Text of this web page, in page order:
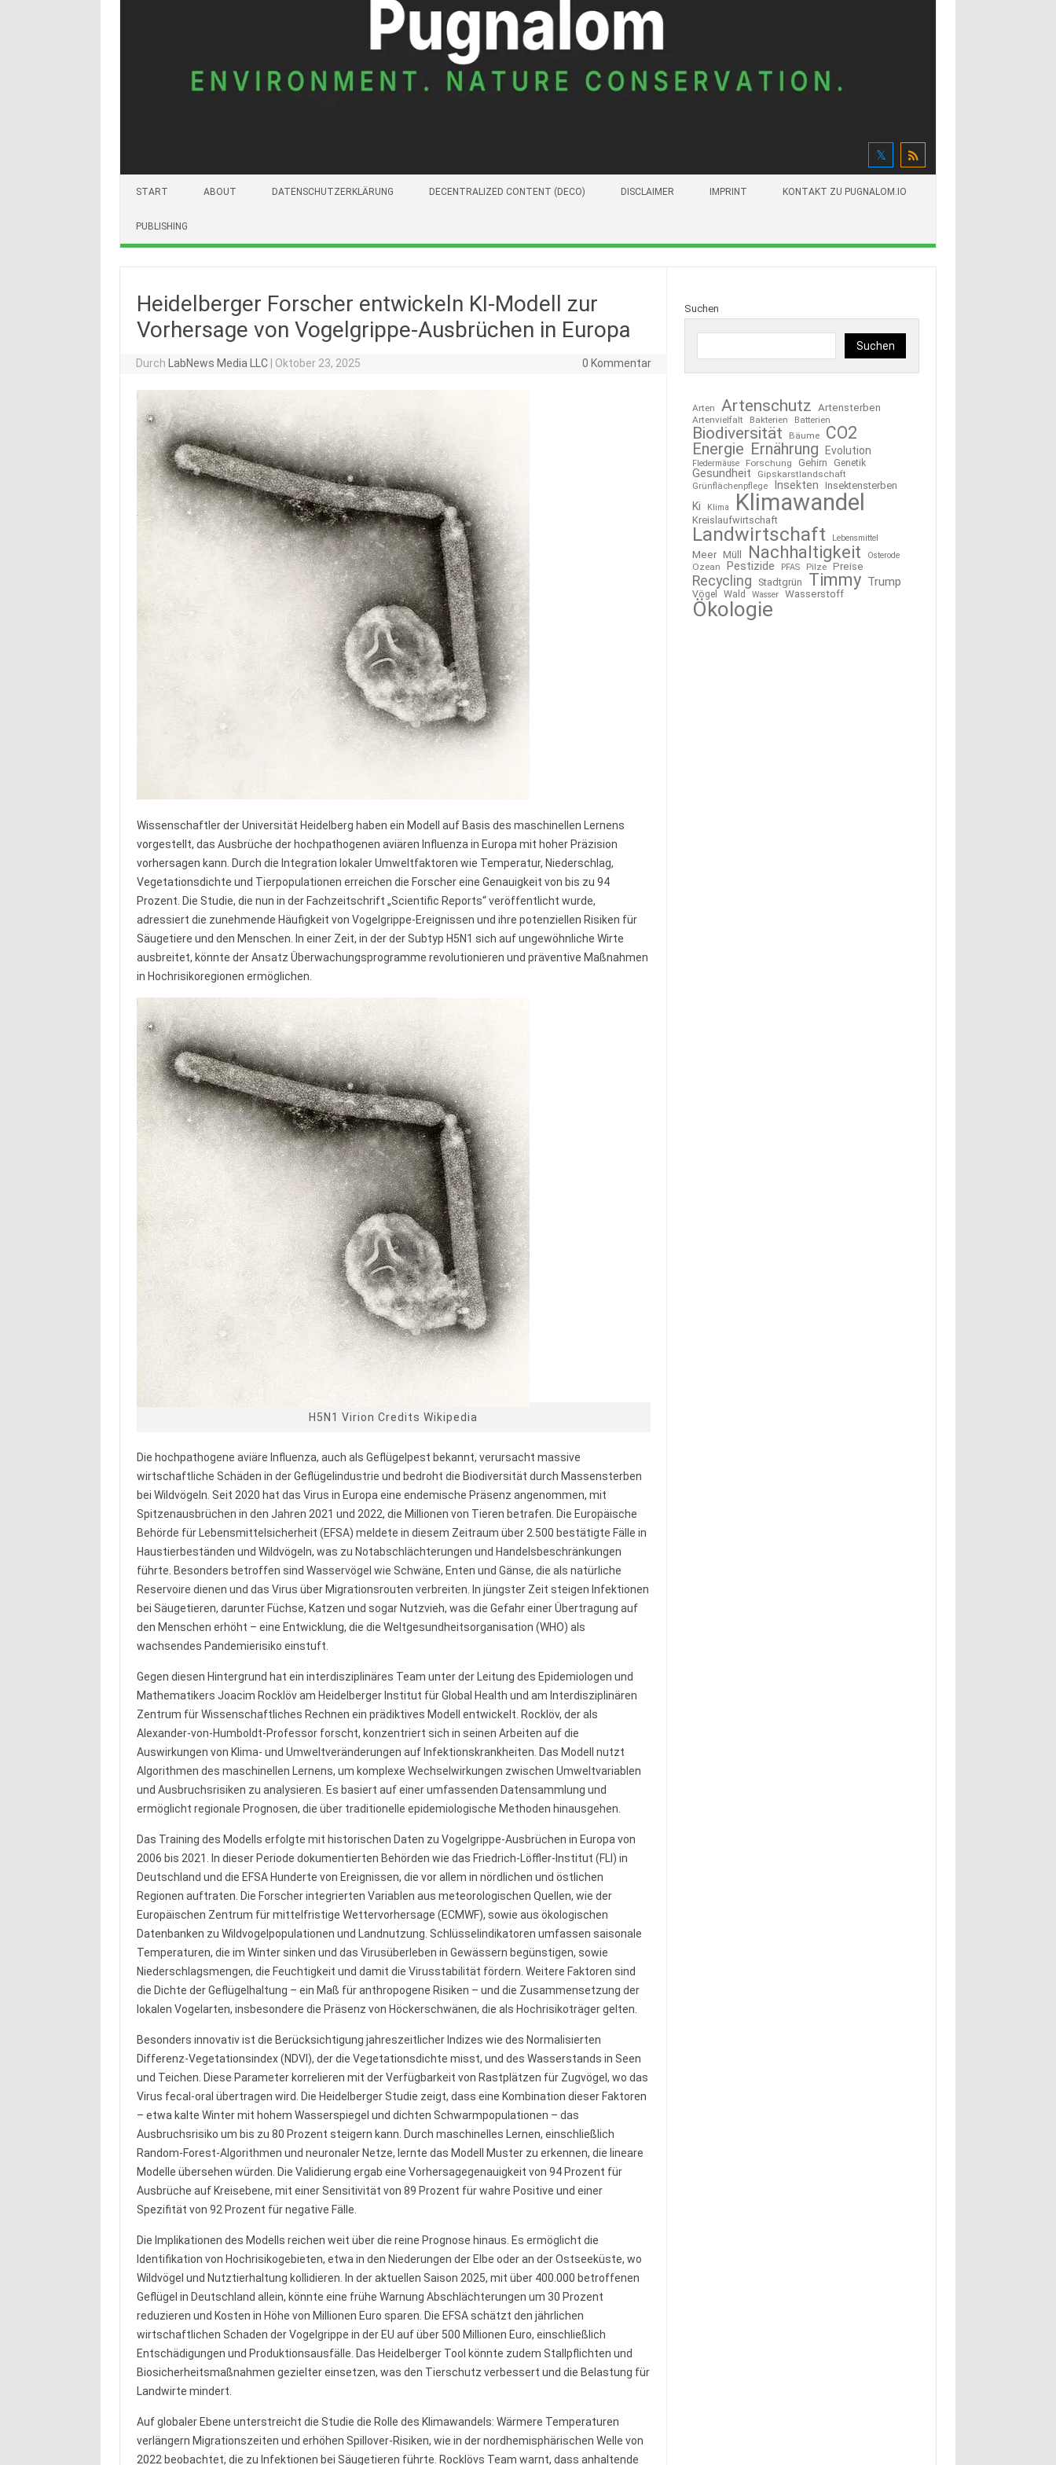
START ABOUT DATENSCHUTZERKLÄRUNG DECENTRALIZED CONTENT (DECO) DISCLAIMER IMPRINT KONTAKT ZU PUGNALOM.IO
PUBLISHING
Heidelberger Forscher entwickeln KI-Modell zur
Vorhersage von Vogelgrippe-Ausbrüchen in Europa
Durch LabNews Media LLC Oktober 23, 2025 0 Kommentar
Wissenschaftler der Universität Heidelberg haben ein Modell auf Basis des maschinellen Lernens
vorgestellt, das Ausbrüche der hochpathogenen aviären Influenza in Europa mit hoher Präzision
vorhersagen kann. Durch die Integration lokaler Umweltfaktoren wie Temperatur, Niederschlag,
Vegetationsdichte und Tierpopulationen erreichen die Forscher eine Genauigkeit von bis zu 94
Prozent. Die Studie, die nun in der Fachzeitschrift „Scientific Reports“ veröffentlicht wurde,
adressiert die zunehmende Häufigkeit von Vogelgrippe-Ereignissen und ihre potenziellen Risiken für
Säugetiere und den Menschen. In einer Zeit, in der der Subtyp H5N1 sich auf ungewöhnliche Wirte
ausbreitet, könnte der Ansatz Überwachungsprogramme revolutionieren und präventive Maßnahmen
in Hochrisikoregionen ermöglichen.
H5N1 Virion Credits Wikipedia
Die hochpathogene aviäre Influenza, auch als Geflügelpest bekannt, verursacht massive
wirtschaftliche Schäden in der Geflügelindustrie und bedroht die Biodiversität durch Massensterben
bei Wildvögeln. Seit 2020 hat das Virus in Europa eine endemische Präsenz angenommen, mit
Spitzenausbrüchen in den Jahren 2021 und 2022, die Millionen von Tieren betrafen. Die Europäische
Behörde für Lebensmittelsicherheit (EFSA) meldete in diesem Zeitraum über 2.500 bestätigte Fälle in
Haustierbeständen und Wildvögeln, was zu Notabschlächterungen und Handelsbeschränkungen
führte. Besonders betroffen sind Wasservögel wie Schwäne, Enten und Gänse, die als natürliche
Reservoire dienen und das Virus über Migrationsrouten verbreiten. In jüngster Zeit steigen Infektionen
bei Säugetieren, darunter Füchse, Katzen und sogar Nutzvieh, was die Gefahr einer Übertragung auf
den Menschen erhöht – eine Entwicklung, die die Weltgesundheitsorganisation (WHO) als
wachsendes Pandemierisiko einstuft.
Gegen diesen Hintergrund hat ein interdisziplinäres Team unter der Leitung des Epidemiologen und
Mathematikers Joacim Rocklöv am Heidelberger Institut für Global Health und am Interdisziplinären
Zentrum für Wissenschaftliches Rechnen ein prädiktives Modell entwickelt. Rocklöv, der als
Alexander-von-Humboldt-Professor forscht, konzentriert sich in seinen Arbeiten auf die
Auswirkungen von Klima- und Umweltveränderungen auf Infektionskrankheiten. Das Modell nutzt
Algorithmen des maschinellen Lernens, um komplexe Wechselwirkungen zwischen Umweltvariablen
und Ausbruchsrisiken zu analysieren. Es basiert auf einer umfassenden Datensammlung und
ermöglicht regionale Prognosen, die über traditionelle epidemiologische Methoden hinausgehen.
Das Training des Modells erfolgte mit historischen Daten zu Vogelgrippe-Ausbrüchen in Europa von
2006 bis 2021. In dieser Periode dokumentierten Behörden wie das Friedrich-Löffler-Institut (FLI) in
Deutschland und die EFSA Hunderte von Ereignissen, die vor allem in nördlichen und östlichen
Regionen auftraten. Die Forscher integrierten Variablen aus meteorologischen Quellen, wie der
Europäischen Zentrum für mittelfristige Wettervorhersage (ECMWF), sowie aus ökologischen
Datenbanken zu Wildvogelpopulationen und Landnutzung. Schlüsselindikatoren umfassen saisonale
Temperaturen, die im Winter sinken und das Virusüberleben in Gewässern begünstigen, sowie
Niederschlagsmengen, die Feuchtigkeit und damit die Virusstabilität fördern. Weitere Faktoren sind
die Dichte der Geflügelhaltung – ein Maß für anthropogene Risiken – und die Zusammensetzung der
lokalen Vogelarten, insbesondere die Präsenz von Höckerschwänen, die als Hochrisikoträger gelten.
Besonders innovativ ist die Berücksichtigung jahreszeitlicher Indizes wie des Normalisierten
Differenz-Vegetationsindex (NDVI), der die Vegetationsdichte misst, und des Wasserstands in Seen
und Teichen. Diese Parameter korrelieren mit der Verfügbarkeit von Rastplätzen für Zugvögel, wo das
Virus fecal-oral übertragen wird. Die Heidelberger Studie zeigt, dass eine Kombination dieser Faktoren
– etwa kalte Winter mit hohem Wasserspiegel und dichten Schwarmpopulationen – das
Ausbruchsrisiko um bis zu 80 Prozent steigern kann. Durch maschinelles Lernen, einschließlich
Random-Forest-Algorithmen und neuronaler Netze, lernte das Modell Muster zu erkennen, die lineare
Modelle übersehen würden. Die Validierung ergab eine Vorhersagegenauigkeit von 94 Prozent für
Ausbrüche auf Kreisebene, mit einer Sensitivität von 89 Prozent für wahre Positive und einer
Spezifität von 92 Prozent für negative Fälle.
Die Implikationen des Modells reichen weit über die reine Prognose hinaus. Es ermöglicht die
Identifikation von Hochrisikogebieten, etwa in den Niederungen der Elbe oder an der Ostseeküste, wo
Wildvögel und Nutztierhaltung kollidieren. In der aktuellen Saison 2025, mit über 400.000 betroffenen
Geflügel in Deutschland allein, könnte eine frühe Warnung Abschlächterungen um 30 Prozent
reduzieren und Kosten in Höhe von Millionen Euro sparen. Die EFSA schätzt den jährlichen
wirtschaftlichen Schaden der Vogelgrippe in der EU auf über 500 Millionen Euro, einschließlich
Entschädigungen und Produktionsausfälle. Das Heidelberger Tool könnte zudem Stallpflichten und
Biosicherheitsmaßnahmen gezielter einsetzen, was den Tierschutz verbessert und die Belastung für
Landwirte mindert.
Auf globaler Ebene unterstreicht die Studie die Rolle des Klimawandels: Wärmere Temperaturen
verlängern Migrationszeiten und erhöhen Spillover-Risiken, wie in der nordhemisphärischen Welle von
2022 beobachtet, die zu Infektionen bei Säugetieren führte. Rocklövs Team warnt, dass anhaltende
Suchen
Suchen
Arten Artenschutz Artensterben
Artenvielfalt Bakterien Batterien
Biodiversität Bäume CO2
Energie Ernährung Evolution
Fledermäuse Forschung Gehirn Genetik
Gesundheit Gipskarstlandschaft
Grünflächenpflege Insekten Insektensterben
Ki Klima Klimawandel
Kreislaufwirtschaft
Landwirtschaft Lebensmittel
Meer Müll Nachhaltigkeit Osterode
Ozean Pestizide PFAS Pilze Preise
Recycling Stadtgrün Timmy Trump
Vögel Wald Wasser Wasserstoff
Ökologie